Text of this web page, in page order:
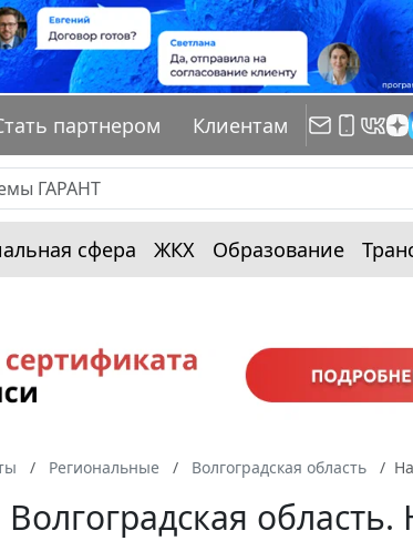
партнером Клиентам
сфера ЖКХ Образование
Региональные Волгоградская область